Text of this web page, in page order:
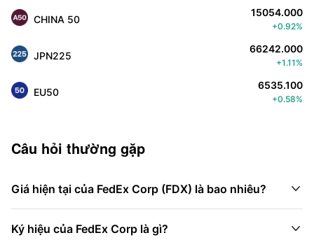
CHINA 50
15054.000
+0.92%
JPN225
66242.000
+1.11%
EU50
6535.100
+0.58%
Câu hỏi thường gặp
Giá hiện tại của FedEx Corp (FDX) là bao nhiêu? 
Ký hiệu của FedEx Corp là gì? 